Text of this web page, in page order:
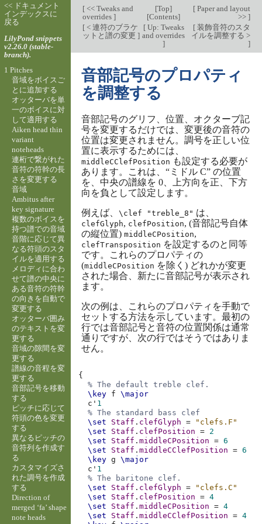
[<< Tweaks and
overrides ]
[Top]
[Contents]
[Paper and layout
>> ]
[< 連符のブラケ
ットと譜の変更 ]
[Up: Tweaks
and overrides
]
[装飾音符のスタ
イルを調整する >
]
音部記号のプロパティ
を調整する
音部記号のグリフ、位置、オクターブ記
号を変更するだけでは、変更後の音符の
位置は変更されません。調号を正しい位
置に表示するためには、
middleCClefPosition も設定する必要が
あります。これは、“ミドル C” の位置
を、中央の譜線を 0、上方向を正、下方
向を負として設定します。
例えば、 \clef "treble_8" は、
clefGlyph, clefPosition, (音部記号自体
の縦位置) middleCPosition,
clefTransposition を設定するのと同等
です。これらのプロパティの
(middleCPosition を除く) どれかが変更
された場合、新たに音部記号が表示され
ます。
次の例は、これらのプロパティを手動で
セットする方法を示しています。最初の
行では音部記号と音符の位置関係は通常
通りですが、次の行ではそうではありま
せん。
{
% The default treble clef.
\key f
\major
c' 1
% The standard bass clef
\set
Staff . clefGlyph =
"clefs.F"
\set
Staff . clefPosition = 2
\set
Staff .middleCPosition = 6
\set
Staff .middleCClefPosition = 6
\key g
\major
c' 1
% The baritone clef.
\set
Staff . clefGlyph =
"clefs.C"
\set
Staff . clefPosition = 4
\set
Staff .middleCPosition = 4
\set
Staff .middleCClefPosition = 4
<< ドキュメント
インデックスに
戻る
LilyPond snippets
v2.26.0 (stable-
branch).
1 Pitches
音域をボイスご
とに追加する
オッターバを単
一のボイスに対
して適用する
Aiken head thin
variant
noteheads
連桁で繋がれた
音符の符幹の長
さを変更する
音域
Ambitus after
key signature
複数のボイスを
持つ譜での音域
音階に応じて異
なる符頭のスタ
イルを適用する
メロディに合わ
せて譜の中央に
ある音符の符幹
の向きを自動で
変更する
オッターバ囲み
のテキストを変
更する
音域の隙間を変
更する
譜線の音程を変
更する
音部記号を移動
する
ピッチに応じて
符頭の色を変更
する
異なるピッチの
音符列を作成す
る
カスタマイズさ
れた調号を作成
する
Direction of
merged ‘fa’ shape
note heads